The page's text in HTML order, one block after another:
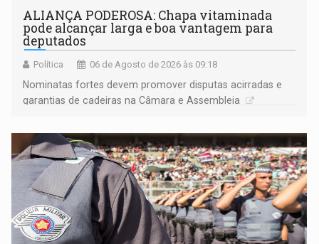
ALIANÇA PODEROSA: Chapa vitaminada
pode alcançar larga e boa vantagem para
deputados
Política 06 de Agosto de 2026 às 09:18
Nominatas fortes devem promover disputas acirradas e
garantias de cadeiras na Câmara e Assembleia